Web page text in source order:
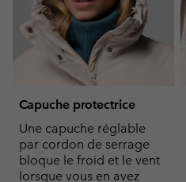
Capuche protectrice
Une capuche réglable
par cordon de serrage
bloque le froid et le vent
lorsque vous en avez